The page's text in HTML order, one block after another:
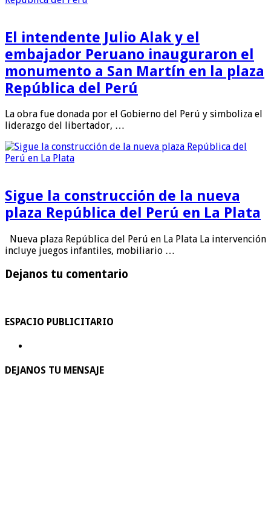
El intendente Julio Alak y el
embajador Peruano inauguraron el
monumento a San Martín en la plaza
República del Perú
La obra fue donada por el Gobierno del Perú y simboliza el
liderazgo del libertador, …
Sigue la construcción de la nueva
plaza República del Perú en La Plata
Nueva plaza República del Perú en La Plata La intervención
incluye juegos infantiles, mobiliario …
Dejanos tu comentario
ESPACIO PUBLICITARIO
DEJANOS TU MENSAJE